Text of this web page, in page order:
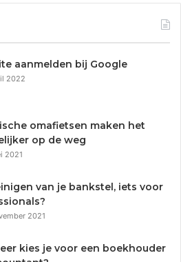
aanmelden bij Google
2022
omafietsen maken het
op de weg
2021
van je bankstel, iets voor
2021
kies je voor een boekhouder